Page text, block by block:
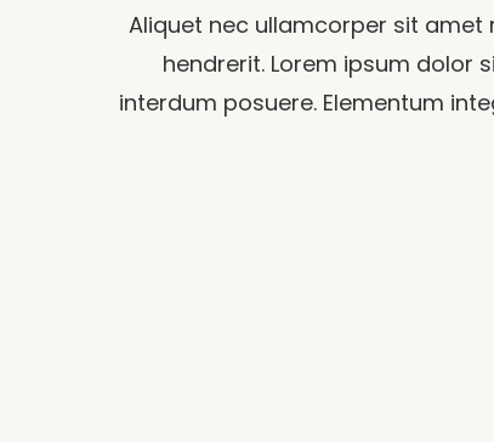
Aliquet nec ullamcorper sit amet
hendrerit. Lorem ipsum dolor
interdum posuere. Elementum